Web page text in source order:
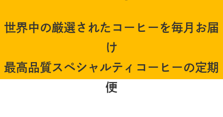
世界中の厳選されたコーヒーを毎月お届
け
最高品質スペシャルティコーヒーの定期
便